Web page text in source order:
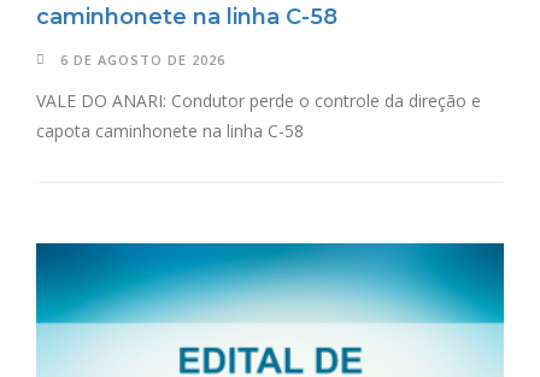
caminhonete na linha C-58
6 DE AGOSTO DE 2026
VALE DO ANARI: Condutor perde o controle da direção e
capota caminhonete na linha C-58